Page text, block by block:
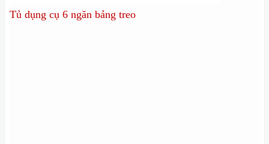
Tủ dụng cụ 6 ngăn bảng treo